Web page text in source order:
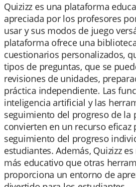
Quizizz es una plataforma
apreciada por los profesores
usar y sus modos de juego
plataforma ofrece una
cuestionarios personalizados,
tipos de preguntas, que se
revisiones de unidades,
práctica independiente. Las
inteligencia artificial y las
seguimiento del progreso de la
convierten en un recurso eficaz
seguimiento del progreso
estudiantes. Además, Quizizz
más educativo que otras
proporciona un entorno de